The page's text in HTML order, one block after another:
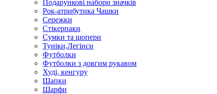
Подарункові набори значків
Рок-атрибутика Чашки
Сережки
Стікерпаки
Сумки та шопери
Туніки,Легінси
Футболки
Футболки з довгим рукавом
Худі, кенгуру
Шапки
Шарфи